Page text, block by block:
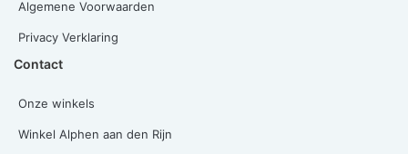
Algemene Voorwaarden
Privacy Verklaring
Contact
Onze winkels
Winkel Alphen aan den Rijn